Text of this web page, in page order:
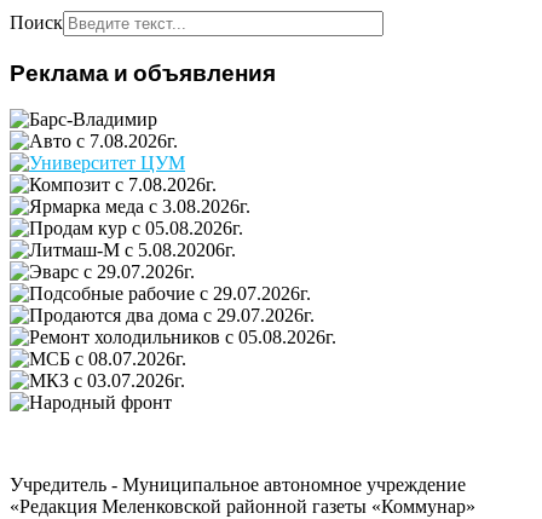
Поиск
Реклама и объявления
Учредитель - Муниципальное автономное учреждение
«Редакция Меленковской районной газеты «Коммунар»